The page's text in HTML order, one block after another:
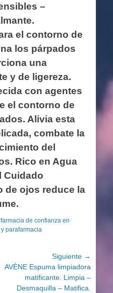
–
el contorno de
los párpados
una
y de ligereza.
con agentes
el contorno de
Alivia esta
combate la
del
Rico en Agua
Cuidado
de ojos reduce la
de confianza en
parafarmacia
Siguiente →
Entrada
siguiente:
AVÈNE Espuma limpiadora
matificante. Limpia –
Desmaquilla – Matifica.